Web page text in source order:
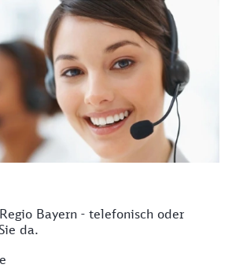
Bayern - telefonisch oder
da.